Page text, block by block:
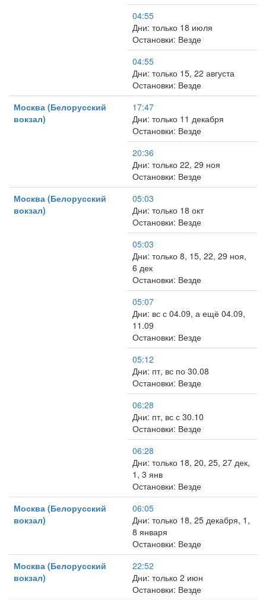
04:55
Дни: только 18 июля
Остановки: Везде
04:55
Дни: только 15, 22 августа
Остановки: Везде
Москва (Белорусский
вокзал)
17:47
Дни: только 11 декабря
Остановки: Везде
20:36
Дни: только 22, 29 ноя
Остановки: Везде
Москва (Белорусский
вокзал)
05:03
Дни: только 18 окт
Остановки: Везде
05:03
Дни: только 8, 15, 22, 29 ноя,
6 дек
Остановки: Везде
05:07
Дни: вс с 04.09, а ещё 04.09,
11.09
Остановки: Везде
05:12
Дни: пт, вс по 30.08
Остановки: Везде
06:28
Дни: пт, вс с 30.10
Остановки: Везде
06:28
Дни: только 18, 20, 25, 27 дек,
1, 3 янв
Остановки: Везде
Москва (Белорусский
вокзал)
06:05
Дни: только 18, 25 декабря, 1,
8 января
Остановки: Везде
Москва (Белорусский
вокзал)
22:52
Дни: только 2 июн
Остановки: Везде